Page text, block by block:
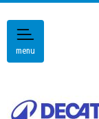
menu